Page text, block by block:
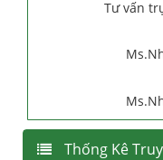
Tư vấn
Thống Kê